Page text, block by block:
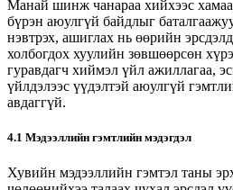
Манай шинж чанараа хийхээс
бүрэн аюулгүй байдлыг
нэвтрэх, ашиглах нь өөрийн
холбогдох хуулийн зөвшөөрсөн
гуравдагч хиймэл үйл ажиллагаа,
үйлдэлээс үүдэлтэй аюулгүй
авдаггүй.
4.1 Мэдээллийн гэмтлийн мэдэгдэл
Хувийн мэдээллийн гэмтэл таны